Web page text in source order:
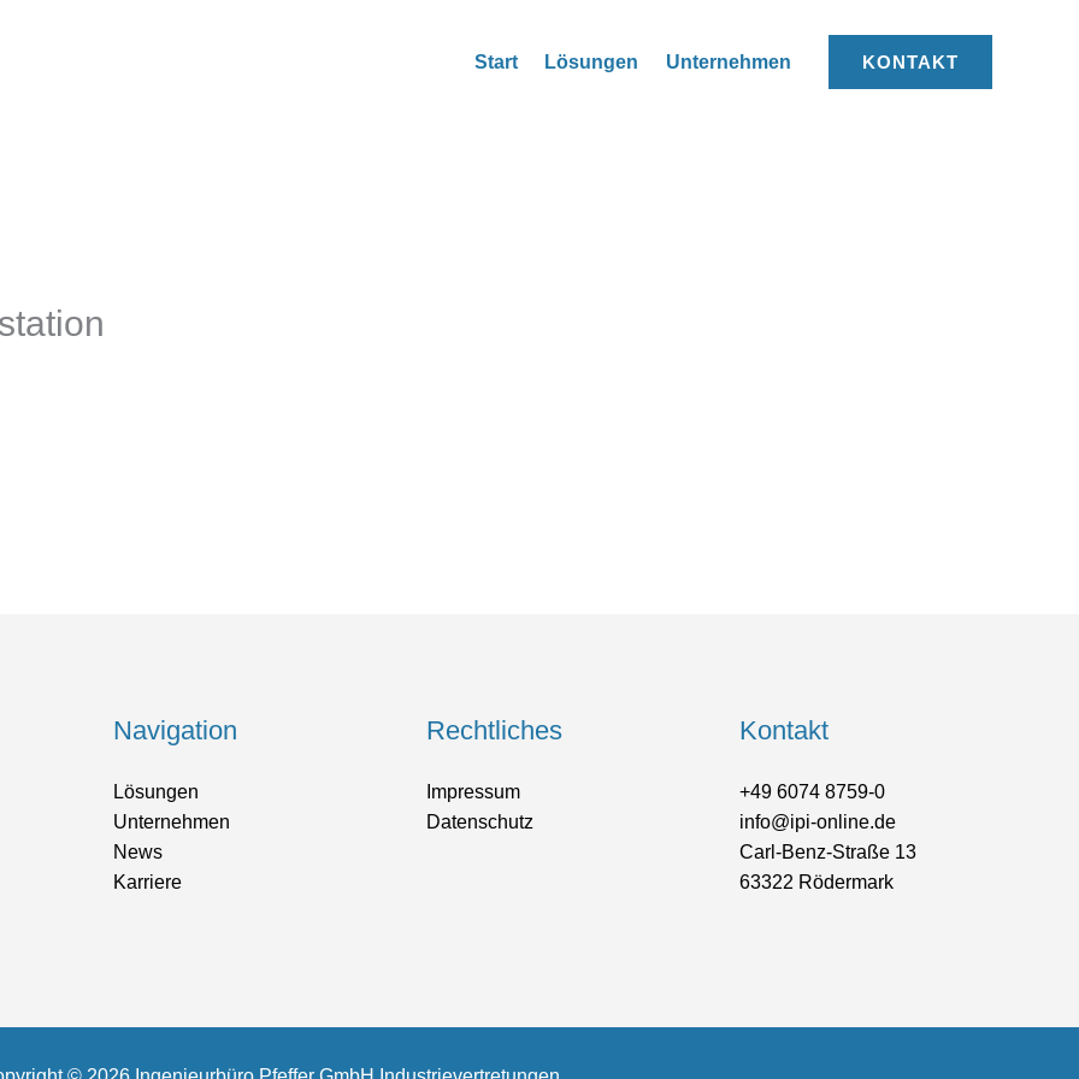
Start Lösungen Unternehmen KONTAKT
Navigation
Lösungen
Unternehmen
News
Karriere
Rechtliches
Impressum
Datenschutz
Kontakt
+49 6074 8759-0
info@ipi-online.de
Carl-Benz-Straße 13
63322 Rödermark